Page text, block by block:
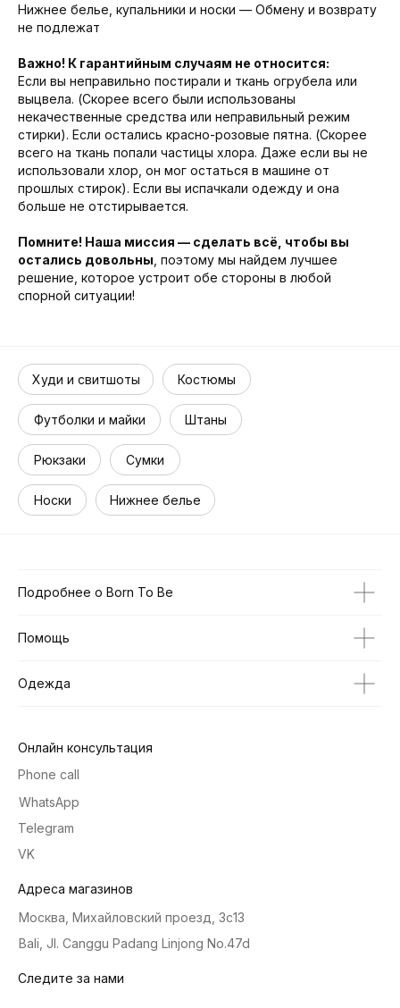
Нижнее белье, купальники и носки — Обмену и возврату
не подлежат
Важно! К гарантийным случаям не относится:
Если вы неправильно постирали и ткань огрубела или
выцвела. (Скорее всего были использованы
некачественные средства или неправильный режим
стирки). Если остались красно-розовые пятна. (Скорее
всего на ткань попали частицы хлора. Даже если вы не
использовали хлор, он мог остаться в машине от
прошлых стирок). Если вы испачкали одежду и она
больше не отстирывается.
Помните! Наша миссия — сделать всё, чтобы вы
остались довольны , поэтому мы найдем лучшее
решение, которое устроит обе стороны в любой
спорной ситуации!
Худи и свитшоты
Футболки и майки Штаны
Костюмы
Рюкзаки Сумки
Носки Нижнее белье
Подробнее о Born To Be
Помощь
Одежда
Онлайн консультация
Адреса магазинов
Следите за нами
WhatsApp
Telegram
Москва, Михайловский проезд, 3с13
Bali, Jl. Canggu Padang Linjong No.47d
VK
Phone call